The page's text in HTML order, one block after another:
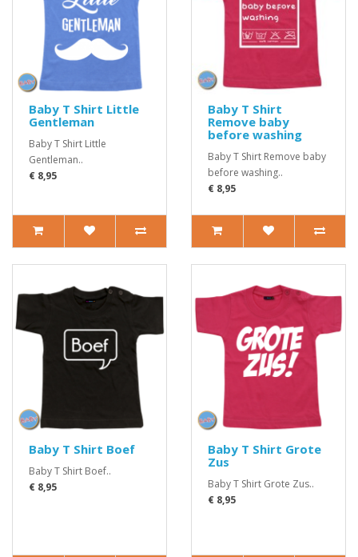
Baby T Shirt Little
Gentleman
Baby T Shirt Little
Gentleman..
€ 8,95
Baby T Shirt
Remove baby
before washing
Baby T Shirt Remove baby
before washing..
€ 8,95
Baby T Shirt Boef
Baby T Shirt Boef..
€ 8,95
Baby T Shirt Grote
Zus
Baby T Shirt Grote Zus..
€ 8,95